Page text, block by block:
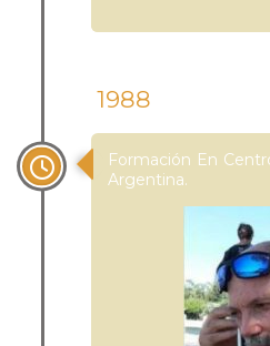
1988
Formación En
Argentina.